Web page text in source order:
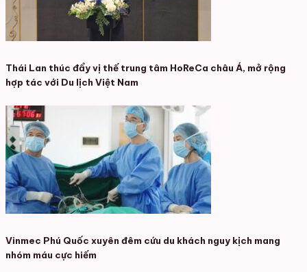
Thái Lan thúc đẩy vị thế trung tâm HoReCa châu Á, mở rộng
hợp tác với Du lịch Việt Nam
Vinmec Phú Quốc xuyên đêm cứu du khách nguy kịch mang
nhóm máu cực hiếm